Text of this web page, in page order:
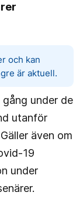
och kan
är aktuell.
under de
utanför
även om
19
under